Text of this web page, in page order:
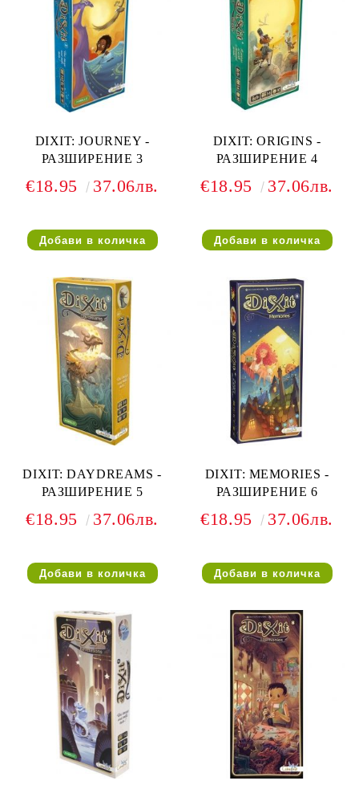
DIXIT: JOURNEY -
РАЗШИРЕНИЕ 3
€18.95 37.06лв.
DIXIT: ORIGINS -
РАЗШИРЕНИЕ 4
€18.95 37.06лв.
DIXIT: DAYDREAMS -
РАЗШИРЕНИЕ 5
€18.95 37.06лв.
DIXIT: MEMORIES -
РАЗШИРЕНИЕ 6
€18.95 37.06лв.